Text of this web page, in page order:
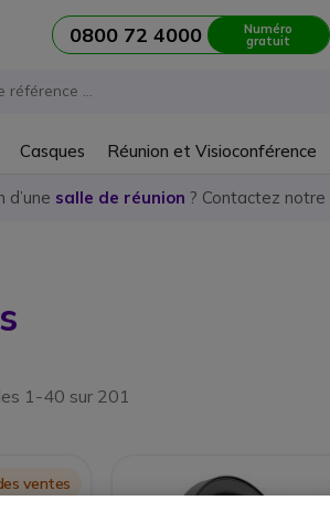
0800 72 4000 Numéro
gratuit
Casques Réunion et Visioconférence
d’une salle de réunion ? Contactez notre
1-40 sur 201
ventes